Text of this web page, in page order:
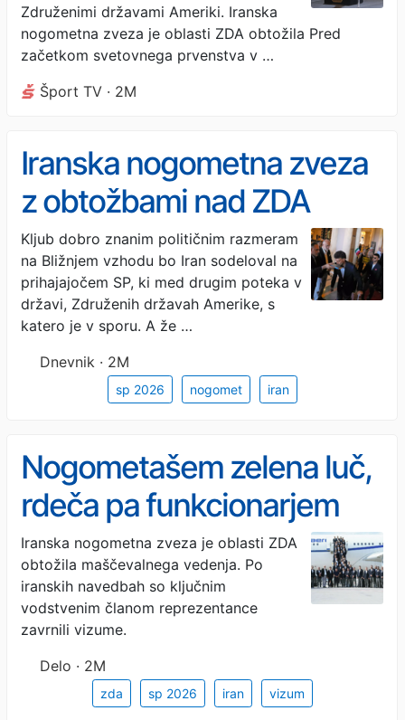
Združenimi državami Ameriki. Iranska
nogometna zveza je oblasti ZDA obtožila Pred
začetkom svetovnega prvenstva v …
Šport TV · 2M
Iranska nogometna zveza
z obtožbami nad ZDA
Kljub dobro znanim političnim razmeram
na Bližnjem vzhodu bo Iran sodeloval na
prihajajočem SP, ki med drugim poteka v
državi, Združenih državah Amerike, s
katero je v sporu. A že …
Dnevnik · 2M
sp 2026 nogomet iran
Nogometašem zelena luč,
rdeča pa funkcionarjem
Iranska nogometna zveza je oblasti ZDA
obtožila maščevalnega vedenja. Po
iranskih navedbah so ključnim
vodstvenim članom reprezentance
zavrnili vizume.
Delo · 2M
zda sp 2026 iran vizum